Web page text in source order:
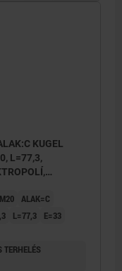
KUGEL
L=77,3,
ALAK=C
L=77,3
E=33
TERHELÉS